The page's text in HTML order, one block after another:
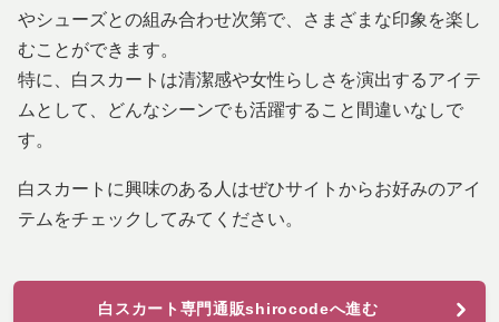
やシューズとの組み合わせ次第で、さまざまな印象を楽し
むことができます。
特に、白スカートは清潔感や女性らしさを演出するアイテ
ムとして、どんなシーンでも活躍すること間違いなしで
す。
白スカートに興味のある人はぜひサイトからお好みのアイ
テムをチェックしてみてください。
白スカート専門通販shirocodeへ進む